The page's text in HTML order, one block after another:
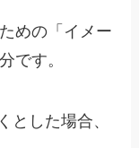
めの「イメー
です。
とした場合、